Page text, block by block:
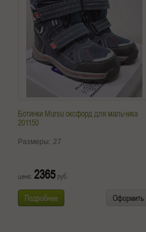
Ботинки Mursu оксфорд для мальчика
201150
Размеры: 27
цена: 2365 руб.
Подробнее Оформить